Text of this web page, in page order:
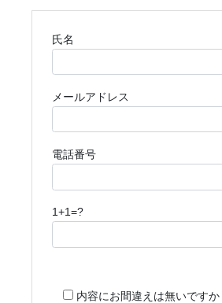
氏名
メールアドレス
電話番号
1+1=?
内容にお間違えは無いです